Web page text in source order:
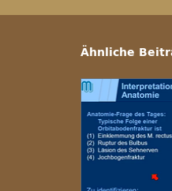
Ähnliche